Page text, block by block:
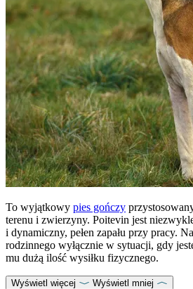
To wyjątkowy pies gończy
terenu i zwierzyny. Poitevin jest
i dynamiczny, pełen zapału przy pracy.
rodzinnego wyłącznie w sytuacji, gdy
mu dużą ilość wysiłku fizycznego.
Wyświetl więcej Wyświetl mniej